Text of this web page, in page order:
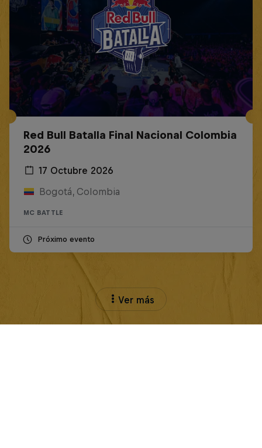
Red Bull Batalla Final Nacional Colombia
2026
17 Octubre 2026
Bogotá, Colombia
MC BATTLE
Próximo evento
Ver más